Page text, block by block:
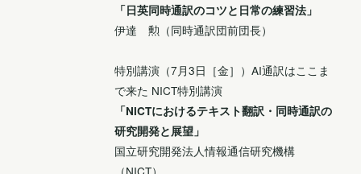
「日英同時通訳のコツと日常の練習法」
伊達 勲（同時通訳団前団長）
特別講演（7月3日［金］）AI通訳はここま
で来た NICT特別講演
「NICTにおけるテキスト翻訳・同時通訳の
研究開発と展望」
国立研究開発法人情報通信研究機構
（NICT）